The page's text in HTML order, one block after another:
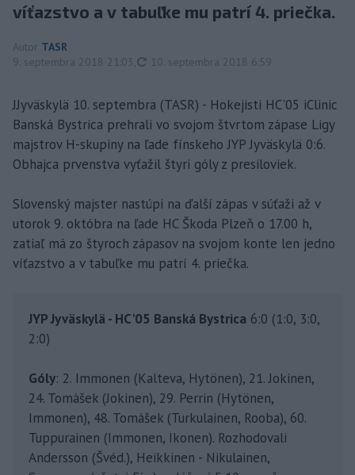
víťazstvo a v tabuľke mu patrí 4. priečka.
Autor TASR
9. septembra 2018 21:03
aktualizované
10. septembra 2018 6:59
JJyväskylä 10. septembra (TASR) - Hokejisti HC'05 iClinic
Banská Bystrica prehrali vo svojom štvrtom zápase Ligy
majstrov H-skupiny na ľade fínskeho JYP Jyväskylä 0:6.
Obhajca prvenstva vyťažil štyri góly z presiloviek.
Slovenský majster nastúpi na ďalší zápas v súťaži až v
utorok 9. októbra na ľade HC Škoda Plzeň o 17.00 h,
zatiaľ má zo štyroch zápasov na svojom konte len jedno
víťazstvo a v tabuľke mu patrí 4. priečka.
JYP Jyväskylä - HC'05 Banská Bystrica 6:0 (1:0, 3:0,
2:0)
Góly: 2. Immonen (Kalteva, Hytönen), 21. Jokinen,
24. Tomášek (Jokinen), 29. Perrin (Hytönen,
Immonen), 48. Tomášek (Turkulainen, Rooba), 60.
Tuppurainen (Immonen, Ikonen). Rozhodovali
Andersson (Švéd.), Heikkinen - Nikulainen,